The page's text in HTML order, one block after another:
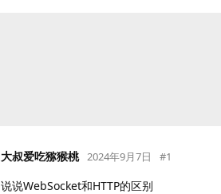
大叔爱吃猕猴桃 2024年9月7日 #1
说说WebSocket和HTTP的区别